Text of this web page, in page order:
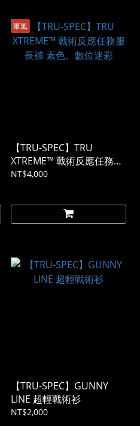
軍風
【TRU-SPEC】TRU
XTREME™ 戰術反應任務服
長褲 素色、數位迷彩
NT$4,000
【TRU-SPEC】GUNNY
LINE 超輕戰術衫
NT$2,000